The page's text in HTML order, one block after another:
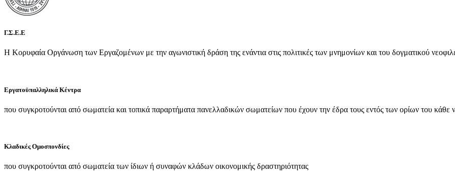
Γ.Σ.Ε.Ε
Η Κορυφαία Οργάνωση των Εργαζομένων με την αγωνιστική δράση της ενάντια στις πολιτικές των μνημονίων και του δογματικού
Εργατοϋπαλληλικά Κέντρα
που συγκροτούνται από σωματεία και τοπικά παραρτήματα πανελλαδικών σωματείων που έχουν την έδρα τους εντός των ορίων του κάθε
Κλαδικές Ομοσπονδίες
που συγκροτούνται από σωματεία των ίδιων ή συναφών κλάδων οικονομικής δραστηριότητας